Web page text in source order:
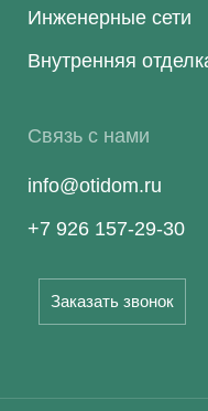
Инженерные сети
Внутренняя
Связь с нами
info@otidom.ru
+7 926 157-29-30
Заказать звонок